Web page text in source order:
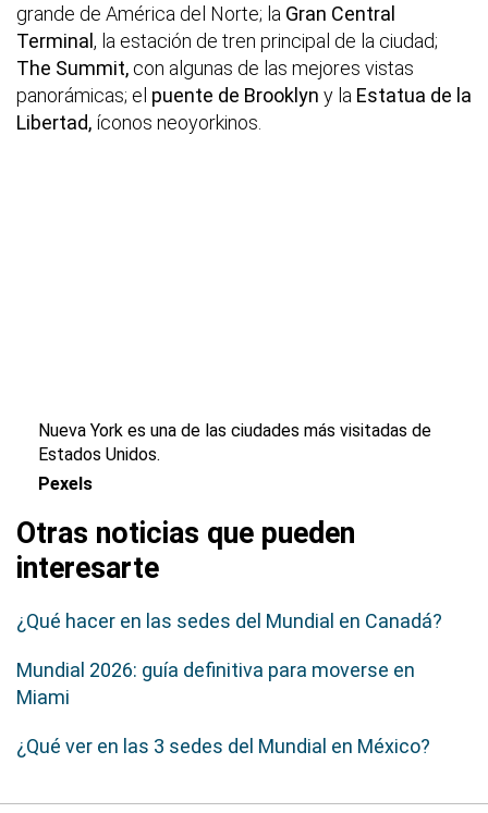
grande de América del Norte; la Gran Central
Terminal , la estación de tren principal de la ciudad;
The Summit, con algunas de las mejores vistas
panorámicas; el puente de Brooklyn y la Estatua de la
Libertad, íconos neoyorkinos.
Nueva York es una de las ciudades más visitadas de
Estados Unidos.
Pexels
Otras noticias que pueden
interesarte
¿Qué hacer en las sedes del Mundial en Canadá?
Mundial 2026: guía definitiva para moverse en
Miami
¿Qué ver en las 3 sedes del Mundial en México?